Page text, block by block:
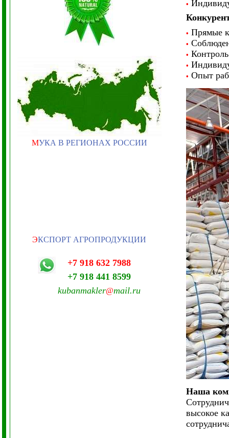
МУКА В РЕГИОНАХ РОССИИ
ЭКСПОРТ АГРОПРОДУКЦИИ
+7 918 632 7988
+7 918 441 8599
kubanmakler@mail.ru
•
• Прямые
•
•
•
• Опыт
Наша
высокое